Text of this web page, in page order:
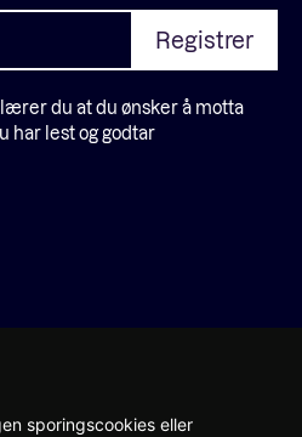
du at du ønsker å motta
har lest og godtar
sporingscookies eller